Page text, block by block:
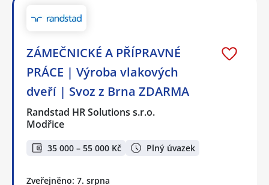
ZÁMEČNICKÉ A PŘÍPRAVNÉ
PRÁCE | Výroba vlakových
dveří | Svoz z Brna ZDARMA
Randstad HR Solutions s.r.o.
Modřice
35 000 – 55 000 Kč Plný úvazek
Zveřejněno: 7. srpna